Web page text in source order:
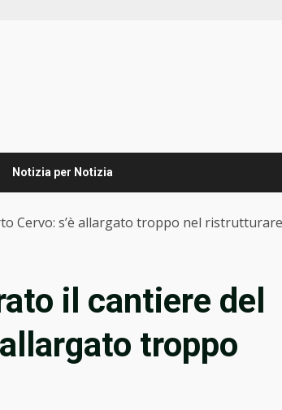
Notizia per Notizia
Cervo: s’è allargato troppo nel
il cantiere del
troppo